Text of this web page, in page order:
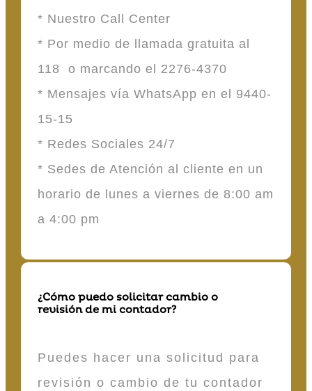
* Nuestro Call Center
* Por medio de llamada gratuita al
118 o marcando el 2276-4370
* Mensajes vía WhatsApp en el 9440-
15-15
* Redes Sociales 24/7
* Sedes de Atención al cliente en un
horario de lunes a viernes de 8:00 am
a 4:00 pm
¿Cómo puedo solicitar cambio o
revisión de mi contador?
Puedes hacer una solicitud para
revisión o cambio de tu contador